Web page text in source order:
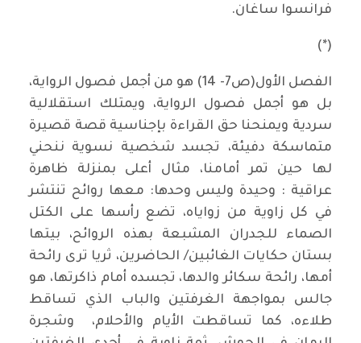
فرانسوا ساغان.
(*)
الفصل الأول(ص7- 14) هو من أجمل فصول الرواية،
بل هو أجمل فصول الرواية، ويمتلك استقلالية
سردية ويمنحنا حق القراءة بإجناسية قصة قصيرة
متماسكة دفيئة، تجسد شخصية نسوية ننحني
لها حين تمر أمامنا، مثال أعلى بمنزلة ظاهرة
عراقية : وحيدة وليس وحدها: معها روائح تنتشر
في كل زاوية من زواياه، تضع رأسها على الكتل
الصماء للجدران المشبعة بهذه الروائح، بيتها
بستان حكايات الغائبين/ الحاضرين، ثريا ترى رائحة
أمها، رائحة سكائر والدها، تجسده أمام ذاكرتها، هو
جالس بمواجهة الغرفتين والباب الذي تساقط
طلاءه، كما تساقطت الأيام والأحلام، وشجرة